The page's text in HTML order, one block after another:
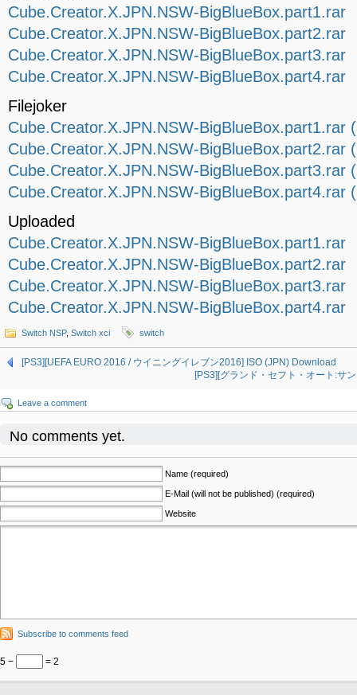
Cube.Creator.X.JPN.NSW-BigBlueBox.part1.rar
Cube.Creator.X.JPN.NSW-BigBlueBox.part2.rar
Cube.Creator.X.JPN.NSW-BigBlueBox.part3.rar
Cube.Creator.X.JPN.NSW-BigBlueBox.part4.rar
Filejoker
Cube.Creator.X.JPN.NSW-BigBlueBox.part1.rar
Cube.Creator.X.JPN.NSW-BigBlueBox.part2.rar
Cube.Creator.X.JPN.NSW-BigBlueBox.part3.rar
Cube.Creator.X.JPN.NSW-BigBlueBox.part4.rar
Uploaded
Cube.Creator.X.JPN.NSW-BigBlueBox.part1.rar
Cube.Creator.X.JPN.NSW-BigBlueBox.part2.rar
Cube.Creator.X.JPN.NSW-BigBlueBox.part3.rar
Cube.Creator.X.JPN.NSW-BigBlueBox.part4.rar
Switch NSP, Switch xci switch
[PS3][UEFA EURO 2016 / ウイニングイレブン2016] ISO (JPN) Download
[PS3][グランド・セフト・オート:サ
Leave a comment
No comments yet.
Name (required)
E-Mail (will not be published) (required)
Website
Subscribe to comments feed
5 − = 2